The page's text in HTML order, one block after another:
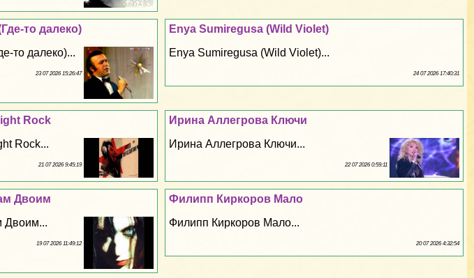
Enya Sumiregusa (Wild Violet)
Enya Sumiregusa (Wild Violet)...
24 07 2026 17:40:31
то далеко)
то далеко)...
23 07 2026 15:26:47
Ирина Аллегрова Ключи
Ирина Аллегрова Ключи...
22 07 2026 0:59:11
Rock
Rock...
21 07 2026 9:45:19
Филипп Киркоров Мало
Филипп Киркоров Мало...
20 07 2026 4:32:54
Двоим
Двоим...
19 07 2026 11:49:12